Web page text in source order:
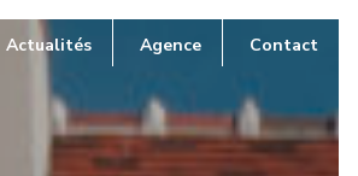
Actualités Agence Contact